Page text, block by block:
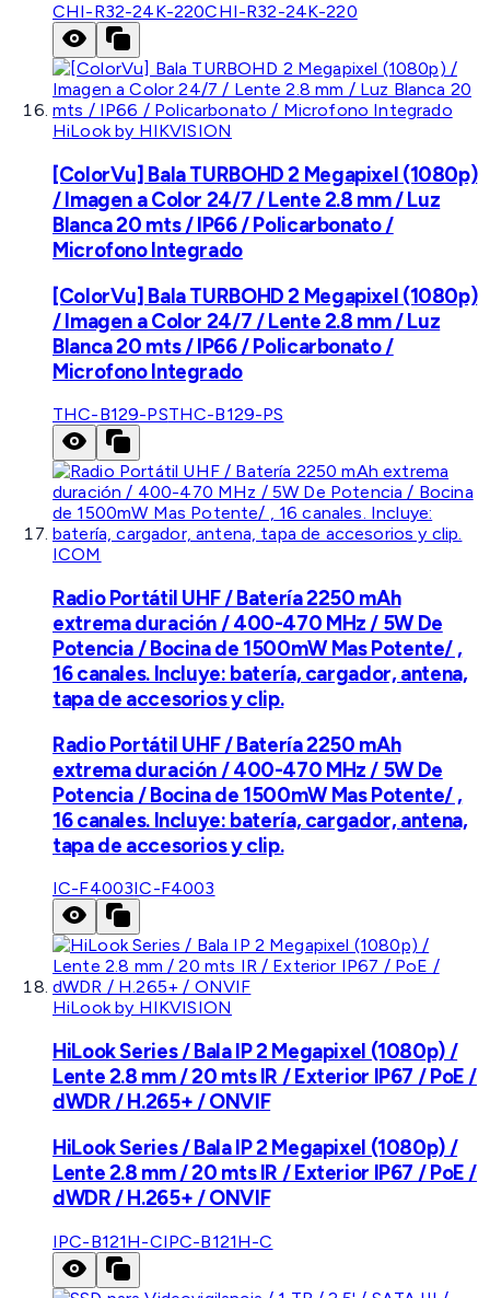
CHI-R32-24K-220CHI-R32-24K-220
HiLook by HIKVISION
[ColorVu] Bala TURBOHD 2 Megapixel (1080p)
/ Imagen a Color 24/7 / Lente 2.8 mm / Luz
Blanca 20 mts / IP66 / Policarbonato /
Microfono Integrado
[ColorVu] Bala TURBOHD 2 Megapixel (1080p)
/ Imagen a Color 24/7 / Lente 2.8 mm / Luz
Blanca 20 mts / IP66 / Policarbonato /
Microfono Integrado
THC-B129-PSTHC-B129-PS
ICOM
Radio Portátil UHF / Batería 2250 mAh
extrema duración / 400-470 MHz / 5W De
Potencia / Bocina de 1500mW Mas Potente/ ,
16 canales. Incluye: batería, cargador, antena,
tapa de accesorios y clip.
Radio Portátil UHF / Batería 2250 mAh
extrema duración / 400-470 MHz / 5W De
Potencia / Bocina de 1500mW Mas Potente/ ,
16 canales. Incluye: batería, cargador, antena,
tapa de accesorios y clip.
IC-F4003IC-F4003
HiLook by HIKVISION
HiLook Series / Bala IP 2 Megapixel (1080p) /
Lente 2.8 mm / 20 mts IR / Exterior IP67 / PoE /
dWDR / H.265+ / ONVIF
HiLook Series / Bala IP 2 Megapixel (1080p) /
Lente 2.8 mm / 20 mts IR / Exterior IP67 / PoE /
dWDR / H.265+ / ONVIF
IPC-B121H-CIPC-B121H-C